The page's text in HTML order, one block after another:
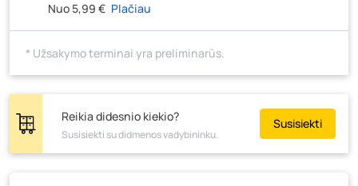
Novočėbės k. 3, Kėdainiai
Skuodo g. 41, Mažeikiai- 2 vienetai
Žemaičių g. 2, Raseiniai
Pramonės g. 6E, Šilutė- 0 vienetų
Gedimino g. 54, Tauragė- 0 vienetų
Nuo 5,99 € Plačiau
* Užsakymo terminai yra preliminarūs.
Reikia didesnio kiekio?
Susisiekti su didmenos vadybininku.
Susisiekti